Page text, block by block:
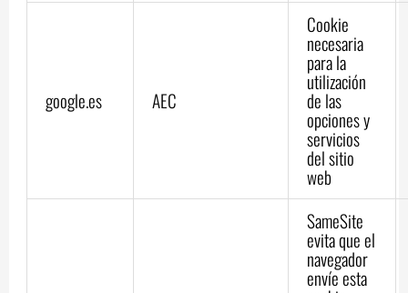
google.es AEC
Cookie
necesaria
para la
utilización
de las
opciones y
servicios
del sitio
web
SameSite
evita que el
navegador
envíe esta